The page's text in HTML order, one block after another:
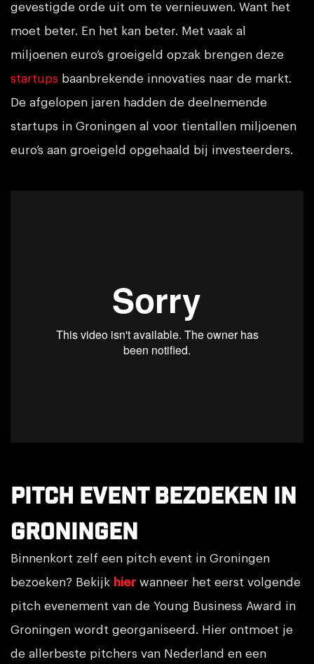
gevestigde orde uit om te vernieuwen. Want het
moet beter. En het kan beter. Met vaak al
miljoenen euro’s groeigeld opzak brengen deze
startups baanbrekende innovaties naar de markt.
De afgelopen jaren hadden de deelnemende
startups in Groningen al voor tientallen miljoenen
euro’s aan groeigeld opgehaald bij investeerders.
Pitch event bezoeken in
Groningen
Binnenkort zelf een pitch event in Groningen
bezoeken? Bekijk hier wanneer het eerst volgende
pitch evenement van de Young Business Award in
Groningen wordt georganiseerd. Hier ontmoet je
de allerbeste pitchers van Nederland en een